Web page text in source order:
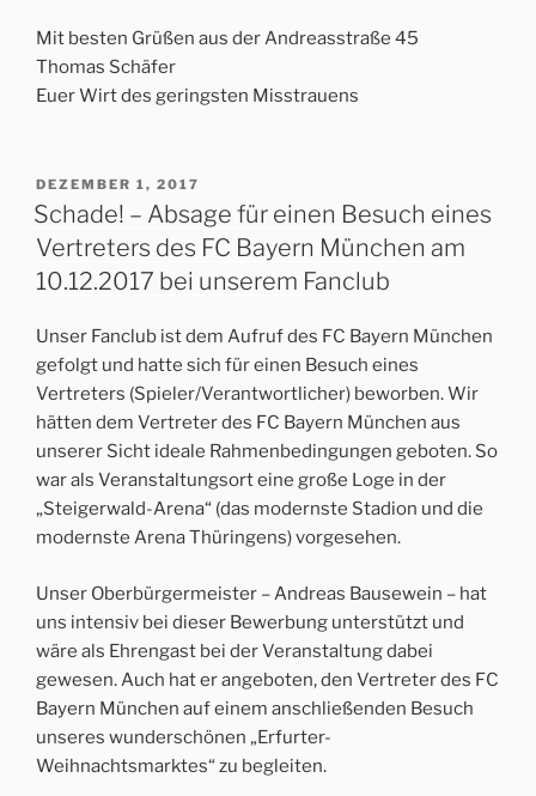
Mit besten Grüßen aus der Andreasstraße 45
Thomas Schäfer
Euer Wirt des geringsten Misstrauens
VERÖFFENTLICHT
AM
DEZEMBER 1, 2017
Schade! – Absage für einen Besuch eines
Vertreters des FC Bayern München am
10.12.2017 bei unserem Fanclub
Unser Fanclub ist dem Aufruf des FC Bayern München
gefolgt und hatte sich für einen Besuch eines
Vertreters (Spieler/Verantwortlicher) beworben. Wir
hätten dem Vertreter des FC Bayern München aus
unserer Sicht ideale Rahmenbedingungen geboten. So
war als Veranstaltungsort eine große Loge in der
„Steigerwald-Arena“ (das modernste Stadion und die
modernste Arena Thüringens) vorgesehen.
Unser Oberbürgermeister – Andreas Bausewein – hat
uns intensiv bei dieser Bewerbung unterstützt und
wäre als Ehrengast bei der Veranstaltung dabei
gewesen. Auch hat er angeboten, den Vertreter des FC
Bayern München auf einem anschließenden Besuch
unseres wunderschönen „Erfurter-
Weihnachtsmarktes“ zu begleiten.